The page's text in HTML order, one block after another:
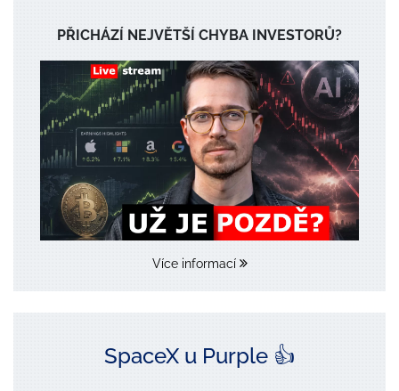
PŘICHÁZÍ NEJVĚTŠÍ CHYBA INVESTORŮ?
Více informací
SpaceX u Purple 👍